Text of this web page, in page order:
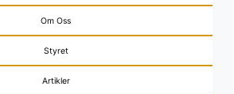
Om Oss
Styret
Artikler